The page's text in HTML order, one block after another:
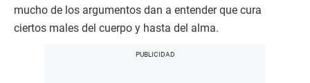
mucho de los argumentos dan a entender que cura
ciertos males del cuerpo y hasta del alma.